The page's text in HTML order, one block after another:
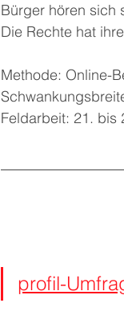
Bürger hören sich
Die Rechte hat
Methode: Online-
Feldarbeit: 21. bis
profil-